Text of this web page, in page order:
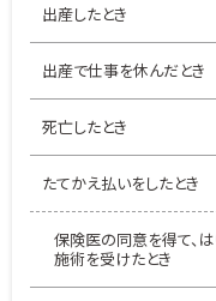
出産したとき
出産で仕事を休んだとき
死亡したとき
たてかえ払いをしたとき
保険医の同意を得て、は
施術を受けたとき